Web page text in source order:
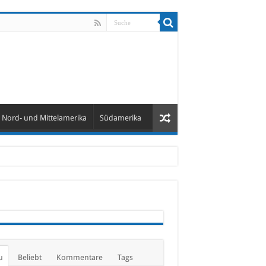
Nord- und Mittelamerika Südamerika
Beliebt Kommentare Tags